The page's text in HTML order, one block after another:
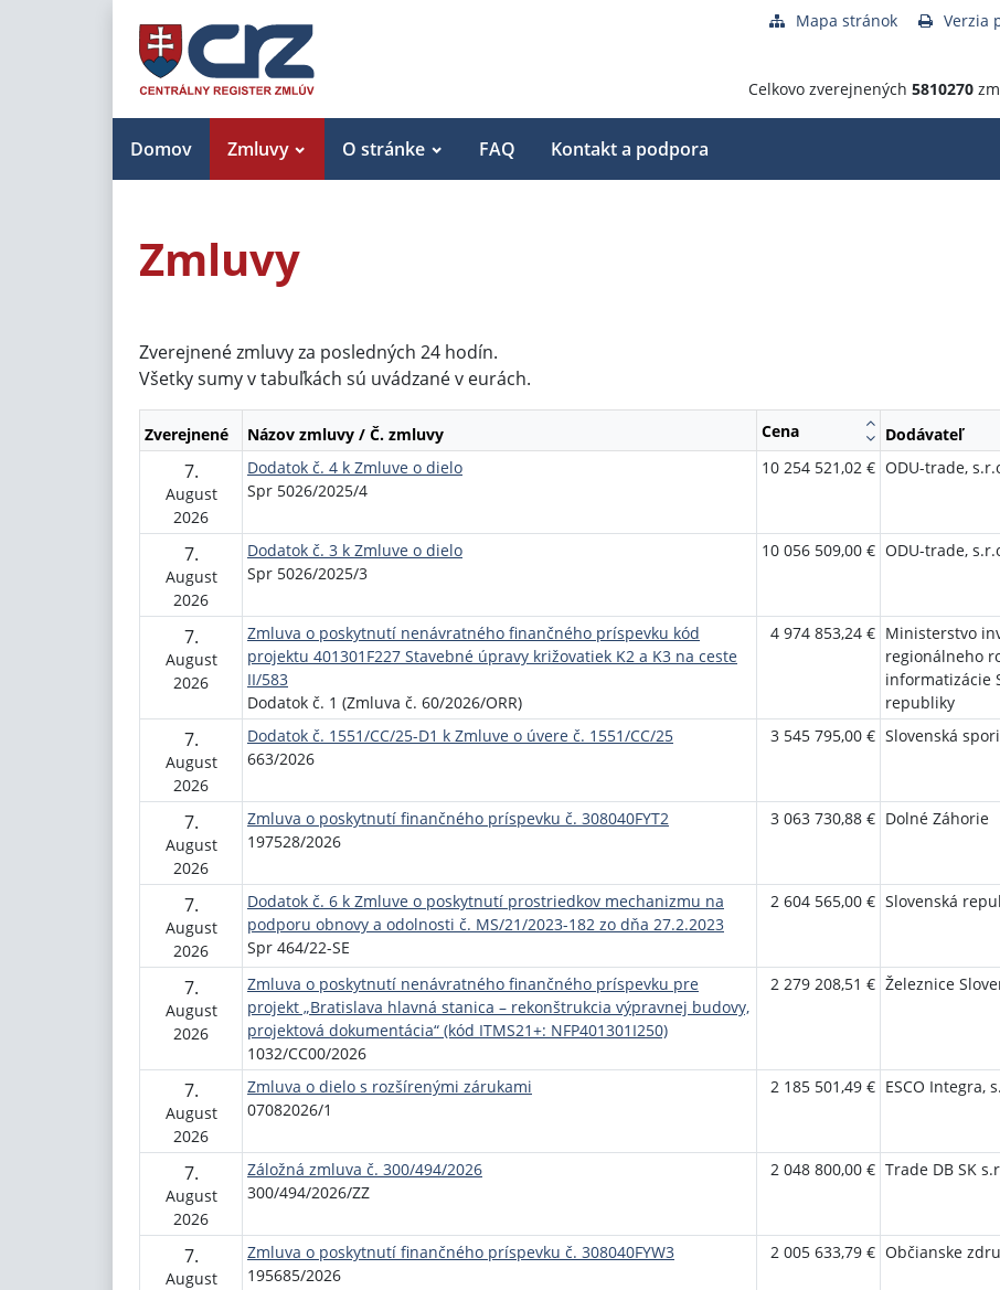
Mapa stránok Verzia
Celkovo zverejnených 5810270
Domov Zmluvy O stránke FAQ Kontakt a podpora
Zmluvy
Zverejnené zmluvy za posledných 24 hodín.
Všetky sumy v tabuľkách sú uvádzané v eurách.
Zverejnené Názov zmluvy / Č. zmluvy Cena Dodávateľ
7.
August
2026
Dodatok č. 4 k Zmluve o dielo
Spr 5026/2025/4
10 254 521,02 € ODU-trade,
7.
August
2026
Dodatok č. 3 k Zmluve o dielo
Spr 5026/2025/3
10 056 509,00 € ODU-trade,
7.
August
2026
Zmluva o poskytnutí nenávratného finančného príspevku kód
projektu 401301F227 Stavebné úpravy križovatiek K2 a K3 na ceste
II/583
Dodatok č. 1 (Zmluva č. 60/2026/ORR)
4 974 853,24 € Ministerstvo
regionálneho
informatizácie
republiky
7.
August
2026
Dodatok č. 1551/CC/25-D1 k Zmluve o úvere č. 1551/CC/25
663/2026
3 545 795,00 € Slovenská
7.
August
2026
Zmluva o poskytnutí finančného príspevku č. 308040FYT2
197528/2026
3 063 730,88 € Dolné Záhorie
7.
August
2026
Dodatok č. 6 k Zmluve o poskytnutí prostriedkov mechanizmu na
podporu obnovy a odolnosti č. MS/21/2023-182 zo dňa 27.2.2023
Spr 464/22-SE
2 604 565,00 € Slovenská
7.
August
2026
Zmluva o poskytnutí nenávratného finančného príspevku pre
projekt „Bratislava hlavná stanica – rekonštrukcia výpravnej budovy,
projektová dokumentácia“ (kód ITMS21+: NFP401301I250)
1032/CC00/2026
2 279 208,51 € Železnice
7.
August
2026
Zmluva o dielo s rozšírenými zárukami
07082026/1
2 185 501,49 € ESCO Integra,
7.
August
2026
Záložná zmluva č. 300/494/2026
300/494/2026/ZZ
2 048 800,00 € Trade DB SK
7.
August
Zmluva o poskytnutí finančného príspevku č. 308040FYW3
195685/2026
2 005 633,79 € Občianske